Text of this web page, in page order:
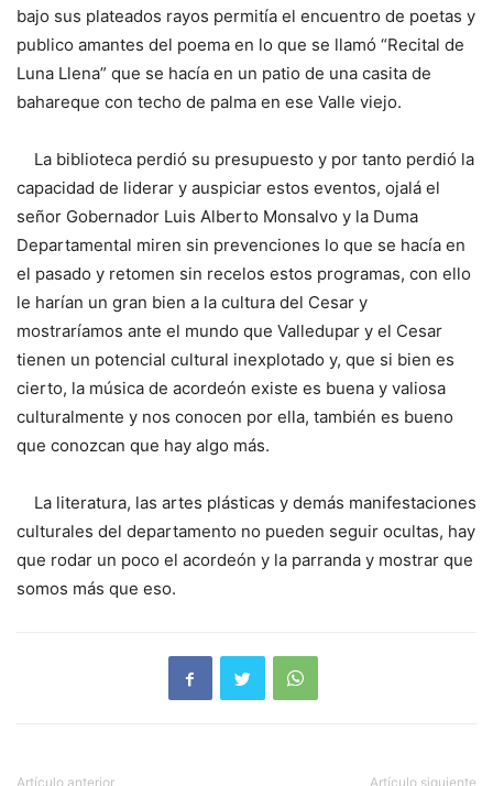
bajo sus plateados rayos permitía el encuentro de poetas y
publico amantes del poema en lo que se llamó “Recital de
Luna Llena” que se hacía en un patio de una casita de
bahareque con techo de palma en ese Valle viejo.
La biblioteca perdió su presupuesto y por tanto perdió la
capacidad de liderar y auspiciar estos eventos, ojalá el
señor Gobernador Luis Alberto Monsalvo y la Duma
Departamental miren sin prevenciones lo que se hacía en
el pasado y retomen sin recelos estos programas, con ello
le harían un gran bien a la cultura del Cesar y
mostraríamos ante el mundo que Valledupar y el Cesar
tienen un potencial cultural inexplotado y, que si bien es
cierto, la música de acordeón existe es buena y valiosa
culturalmente y nos conocen por ella, también es bueno
que conozcan que hay algo más.
La literatura, las artes plásticas y demás manifestaciones
culturales del departamento no pueden seguir ocultas, hay
que rodar un poco el acordeón y la parranda y mostrar que
somos más que eso.
Artículo anterior Artículo siguiente